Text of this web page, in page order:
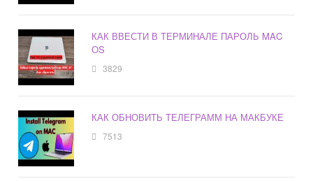
КАК ВВЕСТИ В ТЕРМИНАЛЕ ПАРОЛЬ MAC
OS
3829
КАК ОБНОВИТЬ ТЕЛЕГРАММ НА МАКБУКЕ
7513